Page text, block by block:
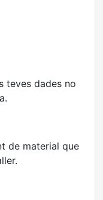
teves dades no
de material que